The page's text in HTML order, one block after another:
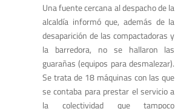
Una fuente cercana al despacho de la
alcaldía informó que, además de la
desaparición de las compactadoras y
la barredora, no se hallaron las
guarañas (equipos para desmalezar).
Se trata de 18 máquinas con las que
se contaba para prestar el servicio a
la colectividad que tampoco